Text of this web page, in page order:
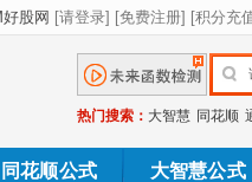
热门搜索： 大智慧 同花顺
同花顺公式 大智慧公式